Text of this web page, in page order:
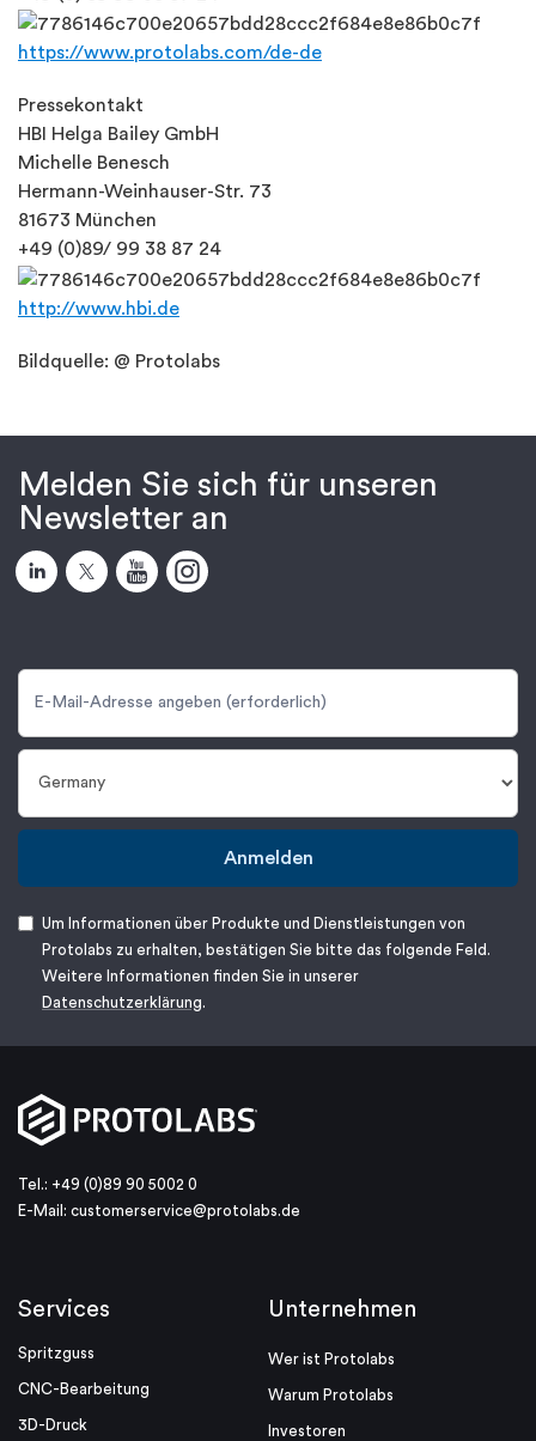
https://www.protolabs.com/de-de
Pressekontakt
HBI Helga Bailey GmbH
Michelle Benesch
Hermann-Weinhauser-Str. 73
81673 München
+49 (0)89/ 99 38 87 24
http://www.hbi.de
Bildquelle: @ Protolabs
Melden Sie sich für unseren
Newsletter an
Anmelden
Um Informationen über Produkte und Dienstleistungen von
Protolabs zu erhalten, bestätigen Sie bitte das folgende Feld.
Weitere Informationen finden Sie in unserer
Datenschutzerklärung.
Tel.: +49 (0)89 90 5002 0
E-Mail: customerservice@protolabs.de
Services
Spritzguss
CNC-Bearbeitung
3D-Druck
Unternehmen
Wer ist Protolabs
Warum Protolabs
Investoren